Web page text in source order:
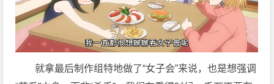
就拿最后制作组特地做了“女子会”来说，也是想强调